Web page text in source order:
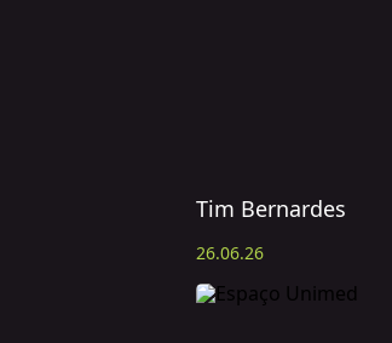
Tim Bernardes
26.06.26